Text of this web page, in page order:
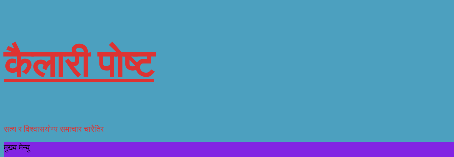
कैलारी पोष्ट
सत्य र विश्वासयोग्य समाचार चारैतिर
मुख्य मेन्यु